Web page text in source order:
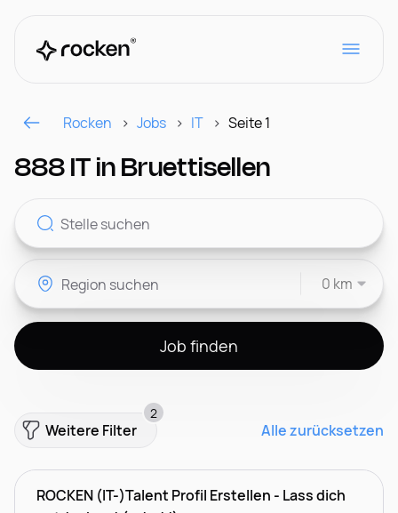
Für Arbeitgeber
CH
Rocken Jobs IT Seite 1
888 IT in Bruettisellen
0 km
Job finden
Weitere Filter
2
Alle zurücksetzen
ROCKEN (IT-)Talent Profil Erstellen - Lass dich